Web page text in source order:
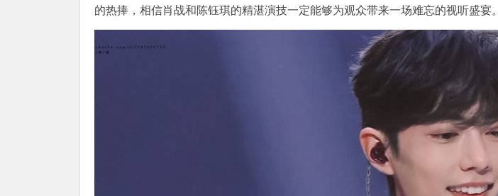
的热捧，相信肖战和陈钰琪的精湛演技一定能够为观众带来一场难忘的视听盛宴。